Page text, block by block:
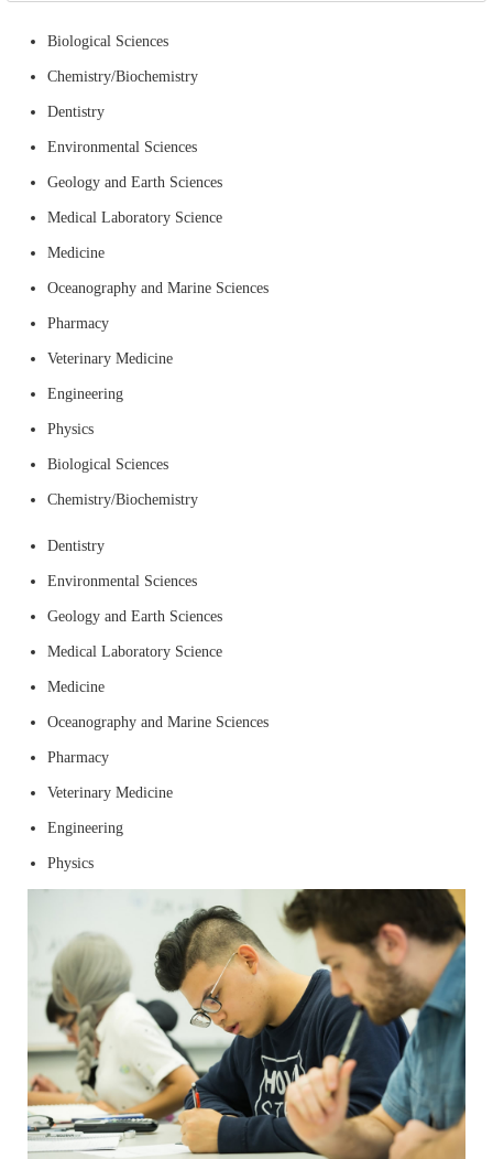
Biological Sciences
Chemistry/Biochemistry
Dentistry
Environmental Sciences
Geology and Earth Sciences
Medical Laboratory Science
Medicine
Oceanography and Marine Sciences
Pharmacy
Veterinary Medicine
Engineering
Physics
Biological Sciences
Chemistry/Biochemistry
Dentistry
Environmental Sciences
Geology and Earth Sciences
Medical Laboratory Science
Medicine
Oceanography and Marine Sciences
Pharmacy
Veterinary Medicine
Engineering
Physics